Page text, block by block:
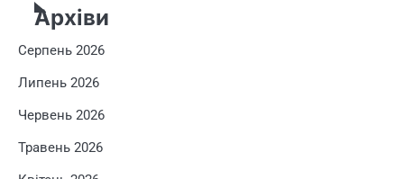
Архіви
Серпень 2026
Липень 2026
Червень 2026
Травень 2026